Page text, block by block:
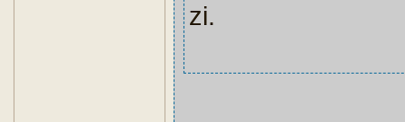
zi.